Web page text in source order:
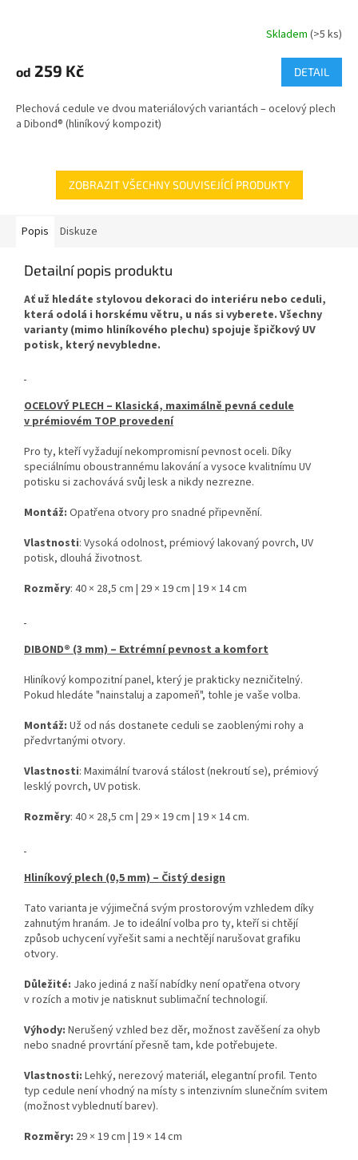
Skladem (>5 ks)
od 259 Kč DETAIL
Plechová cedule ve dvou materiálových variantách – ocelový plech
a Dibond® (hliníkový kompozit)
ZOBRAZIT VŠECHNY SOUVISEJÍCÍ PRODUKTY
Popis Diskuze
Detailní popis produktu
Ať už hledáte stylovou dekoraci do interiéru nebo ceduli,
která odolá i horskému větru, u nás si vyberete. Všechny
varianty (mimo hliníkového plechu) spojuje špičkový UV
potisk, který nevybledne.
OCELOVÝ PLECH – Klasická, maximálně pevná cedule
v prémiovém TOP provedení
Pro ty, kteří vyžadují nekompromisní pevnost oceli. Díky
speciálnímu oboustrannému lakování a vysoce kvalitnímu UV
potisku si zachovává svůj lesk a nikdy nezrezne.
Montáž: Opatřena otvory pro snadné připevnění.
Vlastnosti: Vysoká odolnost, prémiový lakovaný povrch, UV
potisk, dlouhá životnost.
Rozměry: 40 × 28,5 cm | 29 × 19 cm | 19 × 14 cm
DIBOND® (3 mm) – Extrémní pevnost a komfort
Hliníkový kompozitní panel, který je prakticky nezničitelný.
Pokud hledáte "nainstaluj a zapomeň", tohle je vaše volba.
Montáž: Už od nás dostanete ceduli se zaoblenými rohy a
předvrtanými otvory.
Vlastnosti: Maximální tvarová stálost (nekroutí se), prémiový
lesklý povrch, UV potisk.
Rozměry: 40 × 28,5 cm | 29 × 19 cm | 19 × 14 cm.
Hliníkový plech (0,5 mm) – Čistý design
Tato varianta je výjimečná svým prostorovým vzhledem díky
zahnutým hranám. Je to ideální volba pro ty, kteří si chtějí
způsob uchycení vyřešit sami a nechtějí narušovat grafiku
otvory.
Důležité: Jako jediná z naší nabídky není opatřena otvory
v rozích a motiv je natisknut sublimační technologií.
Výhody: Nerušený vzhled bez děr, možnost zavěšení za ohyb
nebo snadné provrtání přesně tam, kde potřebujete.
Vlastnosti: Lehký, nerezový materiál, elegantní profil. Tento
typ cedule není vhodný na místy s intenzivním slunečním svitem
(možnost vyblednutí barev).
Rozměry: 29 × 19 cm | 19 × 14 cm